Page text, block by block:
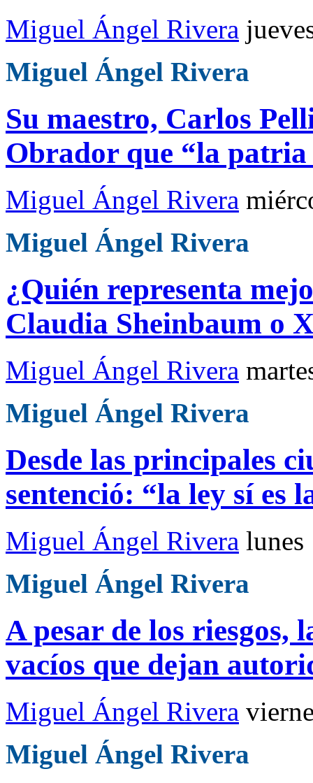
Miguel Ángel Rivera
Miguel Ángel Rivera
Su maestro, Carlos
Obrador que “la patria
Miguel Ángel Rivera
Miguel Ángel Rivera
¿Quién representa
Claudia Sheinbaum o
Miguel Ángel Rivera
Miguel Ángel Rivera
Desde las principales
sentenció: “la ley síes
Miguel Ángel Rivera lunes
Miguel Ángel Rivera
A pesar de los riesgos,
vacíos que dejan
Miguel Ángel Rivera
Miguel Ángel Rivera